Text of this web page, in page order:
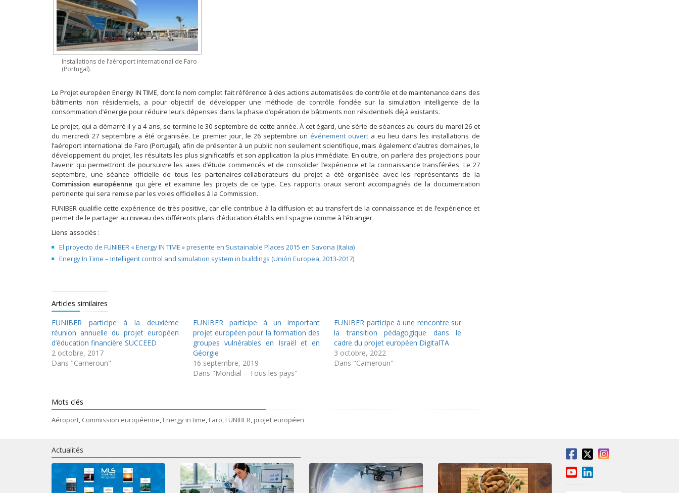
Installations de l’aéroport international de Faro
(Portugal).
Le Projet européen Energy IN TIME, dont le nom complet fait référence à des actions automatisées de contrôle et de maintenance dans des
bâtiments non résidentiels, a pour objectif de développer une méthode de contrôle fondée sur la simulation intelligente de la
consommation d’énergie pour réduire leurs dépenses dans la phase d’opération de bâtiments non résidentiels déjà existants.
Le projet, qui a démarré il y a 4 ans, se termine le 30 septembre de cette année. À cet égard, une série de séances au cours du mardi 26 et
du mercredi 27 septembre a été organisée. Le premier jour, le 26 septembre un événement ouvert a eu lieu dans les installations de
l’aéroport international de Faro (Portugal), afin de présenter à un public non seulement scientifique, mais également d’autres domaines, le
développement du projet, les résultats les plus significatifs et son application la plus immédiate. En outre, on parlera des projections pour
l’avenir qui permettront de poursuivre les axes d’étude commencés et de consolider l’expérience et la connaissance transférées. Le 27
septembre, une séance officielle de tous les partenaires-collaborateurs du projet a été organisée avec les représentants de la
Commission européenne qui gère et examine les projets de ce type. Ces rapports oraux seront accompagnés de la documentation
pertinente qui sera remise par les voies officielles à la Commission.
FUNIBER qualifie cette expérience de très positive, car elle contribue à la diffusion et au transfert de la connaissance et de l’expérience et
permet de le partager au niveau des différents plans d’éducation établis en Espagne comme à l’étranger.
Liens associés :
El proyecto de FUNIBER « Energy IN TIME » presente en Sustainable Places 2015 en Savona (Italia)
Energy In Time – Intelligent control and simulation system in buildings (Unión Europea, 2013-2017)
Articles similaires
FUNIBER participe à la deuxième
réunion annuelle du projet européen
d’éducation financière SUCCEED
2 octobre, 2017
Dans "Cameroun"
FUNIBER participe à un important
projet européen pour la formation des
groupes vulnérables en Israël et en
Géorgie
16 septembre, 2019
Dans "Mondial – Tous les pays"
FUNIBER participe à une rencontre sur
la transition pédagogique dans le
cadre du projet européen DigitalTA
3 octobre, 2022
Dans "Cameroun"
Mots clés
Aéroport, Commission européenne, Energy in time, Faro, FUNIBER, projet européen
Actualités